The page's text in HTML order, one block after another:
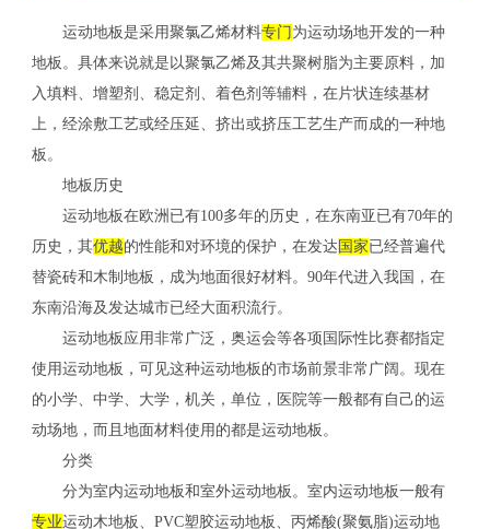
运动地板是采用聚氯乙烯材料专门 为运动场地开发的一种
地板。具体来说就是以聚氯乙烯及其共聚树脂为主要原料，加
入填料、增塑剂、稳定剂、着色剂等辅料，在片状连续基材
上，经涂敷工艺或经压延、挤出或挤压工艺生产而成的一种地
板。
地板历史
运动地板在欧洲已有100多年的历史，在东南亚已有70年的
历史，其优越的性能和对环境的保护，在发达 国家已经普遍代
替瓷砖和木制地板，成为地面很好材料。90年代进入我国，在
东南沿海及发达城市已经大面积流行。
运动地板应用非常广泛，奥运会等各项国际性比赛都指定
使用运动地板，可见这种运动地板的市场前景非常广阔。现在
的小学、中学、大学，机关，单位，医院等一般都有自己的运
动场地，而且地面材料使用的都是运动地板。
分类
分为室内运动地板和室外运动地板。室内运动地板一般有
专业运动木地板、PVC塑胶运动地板、丙烯酸(聚氨脂)运动地